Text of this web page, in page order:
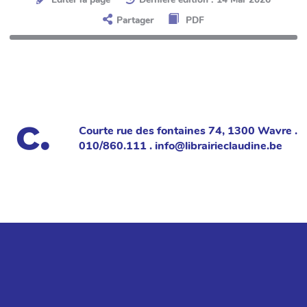
Partager
PDF
Courte rue des fontaines 74, 1300 Wavre .
010/860.111 . info@librairieclaudine.be